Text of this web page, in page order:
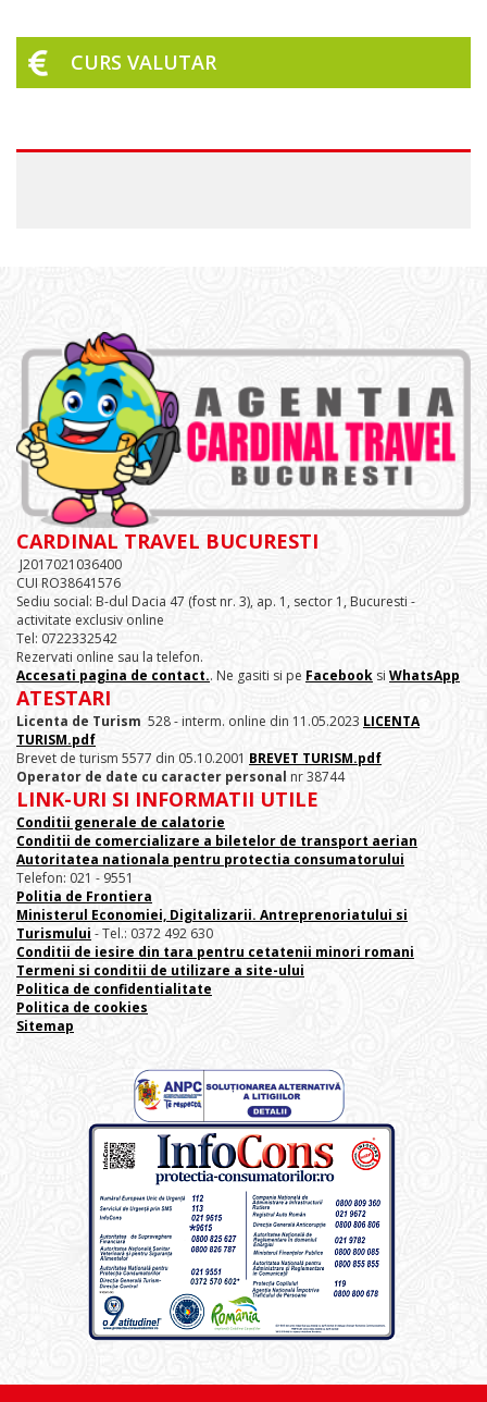
CURS VALUTAR
CARDINAL TRAVEL BUCURESTI
J2017021036400
CUI RO38641576
Sediu social: B-dul Dacia 47 (fost nr. 3), ap. 1, sector 1, Bucuresti -
activitate exclusiv online
Tel: 0722332542
Rezervati online sau la telefon.
Accesati pagina de contact.. Ne gasiti si pe Facebook si WhatsApp
ATESTARI
Licenta de Turism 528 - interm. online din 11.05.2023 LICENTA
TURISM.pdf
Brevet de turism 5577 din 05.10.2001 BREVET TURISM.pdf
Operator de date cu caracter personal nr 38744
LINK-URI SI INFORMATII UTILE
Conditii generale de calatorie
Conditii de comercializare a biletelor de transport aerian
Autoritatea nationala pentru protectia consumatorului
Telefon: 021 - 9551
Politia de Frontiera
Ministerul Economiei, Digitalizarii. Antreprenoriatului si
Turismului - Tel.: 0372 492 630
Conditii de iesire din tara pentru cetatenii minori romani
Termeni si conditii de utilizare a site-ului
Politica de confidentialitate
Politica de cookies
Sitemap